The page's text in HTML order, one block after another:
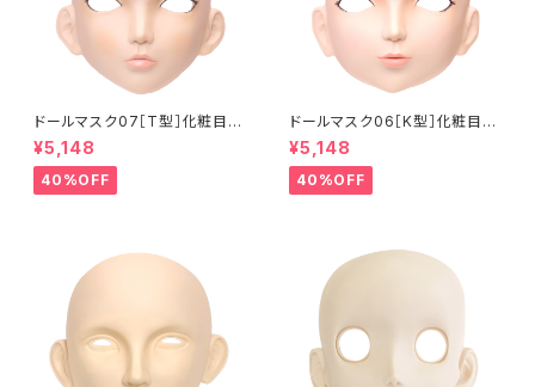
ドールマスク07［T型］化粧目穴
処理済 MASK07 [DOLL T] O
pening eye hole and make
up
¥5,148
40%OFF
ドールマスク06［K型］化粧目穴
処理 MASK06 [DOLL K] Op
ening eye hole and make
up
¥5,148
40%OFF